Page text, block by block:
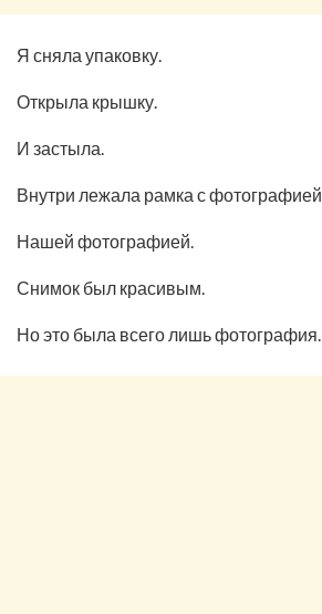
Я сняла упаковку.
Открыла крышку.
И застыла.
Внутри лежала рамка с фотографией.
Нашей фотографией.
Снимок был красивым.
Но это была всего лишь фотография.